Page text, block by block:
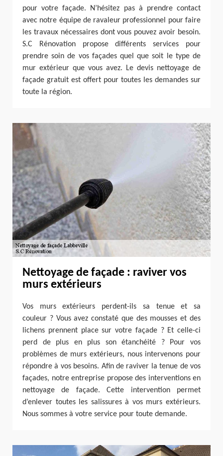
pour votre façade. N’hésitez pas à prendre contact
avec notre équipe de ravaleur professionnel pour faire
les travaux nécessaires dont vous pouvez avoir besoin.
S.C Rénovation propose différents services pour
prendre soin de vos façades quel que soit le type de
mur extérieur que vous avez. Le devis nettoyage de
façade gratuit est offert pour toutes les demandes sur
toute la région.
Nettoyage de façade : raviver vos
murs extérieurs
Vos murs extérieurs perdent-ils sa tenue et sa
couleur ? Vous avez constaté que des mousses et des
lichens prennent place sur votre façade ? Et celle-ci
perd de plus en plus son étanchéité ? Pour vos
problèmes de murs extérieurs, nous intervenons pour
répondre à vos besoins. Afin de raviver la tenue de vos
façades, notre entreprise propose des interventions en
nettoyage de façade. Cette intervention permet
d’enlever toutes les salissures à vos murs extérieurs.
Nous sommes à votre service pour toute demande.